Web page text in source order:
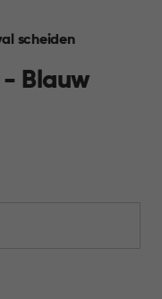
scheiden
- Blauw